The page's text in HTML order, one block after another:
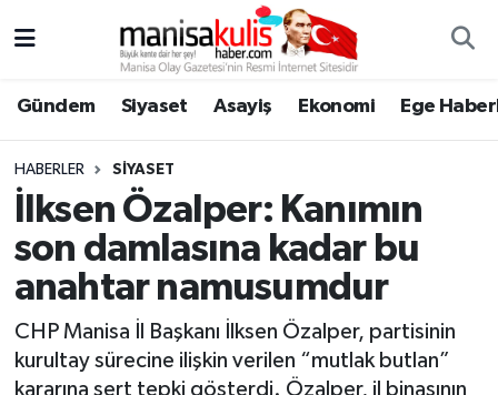
Gündem Siyaset Asayiş Ekonomi Ege
HABERLER SIYASET
İlksen Özalper: Kanımın
son damlasına kadar bu
anahtar namusumdur
CHP Manisa İl Başkanı İlksen Özalper, partisinin
kurultay sürecine ilişkin verilen “mutlak butlan”
kararına sert tepki gösterdi. Özalper, il binasının
Ege Haberleri
Ekonomi
Genel
Resmi İlan
Yunusemre Hava Durumu
Yunusemre Trafik Yoğunluk Haritası
Süper Lig Puan Durumu ve Fikstür
Son Dakika Haberleri